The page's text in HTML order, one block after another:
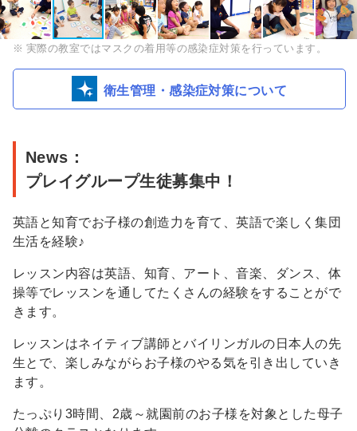
FUTURE
児
日
本
［フ
ュ
－
チ
ャ
－
ジ
ド
ウ
実際の教室ではマスクの着用等の感染症対策を行っています。
衛生管理・感染症対策について
News：
プレイグループ生徒募集中！
英語と知育でお子様の創造力を育て、英語で楽しく集団
生活を経験♪
レッスン内容は英語、知育、アート、音楽、ダンス、体
操等でレッスンを通してたくさんの経験をすることがで
きます。
レッスンはネイティブ講師とバイリンガルの日本人の先
生とで、楽しみながらお子様のやる気を引き出していき
ます。
たっぷり3時間、2歳～就園前のお子様を対象とした母子